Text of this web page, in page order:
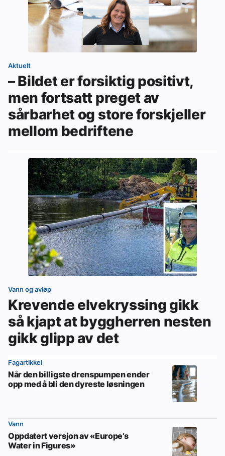
Aktuelt
– Bildet er forsiktig positivt,
men fortsatt preget av
sårbarhet og store forskjeller
mellom bedriftene
Vann og avløp
Krevende elvekryssing gikk
så kjapt at byggherren nesten
gikk glipp av det
Fagartikkel
Når den billigste drenspumpen ender
opp med å bli den dyreste løsningen
Vann
Oppdatert versjon av «Europe’s
Water in Figures»